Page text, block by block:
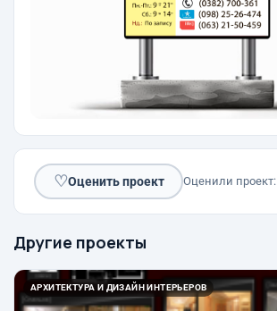
♡Оценить проект Оценили проект:
Другие проекты
АРХИТЕКТУРА И ДИЗАЙН ИНТЕРЬЕРОВ